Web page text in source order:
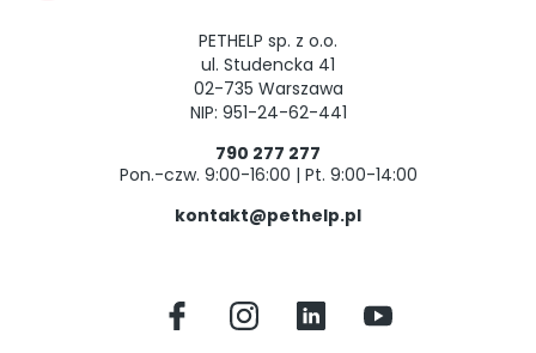
PETHELP sp. z o.o.
ul. Studencka 41
02-735 Warszawa
NIP: 951-24-62-441
790 277 277
Pon.-czw. 9:00-16:00 | Pt. 9:00-14:00
kontakt@pethelp.pl